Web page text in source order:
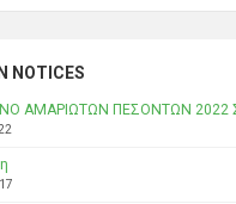
NOTICES
ΑΜΑΡΙΩΤΩΝ ΠΕΣΟΝΤΩΝ 2022